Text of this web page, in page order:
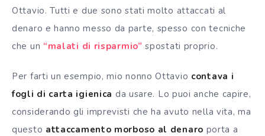
Ottavio. Tutti e due sono stati molto attaccati al
denaro e hanno messo da parte, spesso con tecniche
che un “malati di risparmio” spostati proprio.
Per farti un esempio, mio nonno Ottavio contava i
fogli di carta igienica da usare. Lo puoi anche capire,
considerando gli imprevisti che ha avuto nella vita, ma
questo attaccamento morboso al denaro porta a